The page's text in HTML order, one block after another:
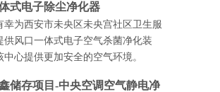
式电子除尘净化器
幸为西安市未央区未央宫社区卫生服
供风口一体式电子空气杀菌净化装
中心提供更加安全的空气环境。
储存项目-中央空调空气静电净